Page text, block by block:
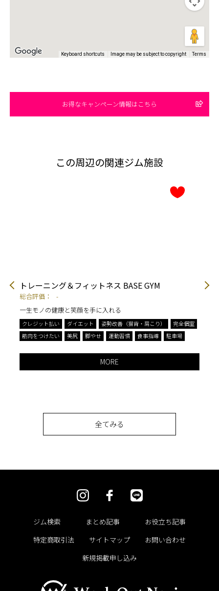
Keyboard shortcuts Image may be subject to copyright Terms
お得なキャンペーン情報はこちら
この周辺の関連ジム施設
トレーニング＆フィットネス BASE GYM
総合評価：
-
一生モノの健康と笑顔を手に入れる
クレジット払い ダイエット 姿勢改善（猫背・肩こり）
完全個室
筋肉をつけたい
美尻 脚やせ 運動習慣 食事指導 駐車場
MORE
全てみる
ジム検索 まとめ記事
お役立ち記事
特定商取引法
サイトマップ
お問い合わせ
新規掲載申し込み